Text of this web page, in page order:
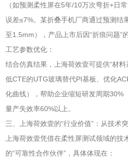
（如预测柔性屏在5年/10万次弯折+日
误差≤7%。某折叠手机厂商通过预测结
至1.5mm），产品上市后因“折痕问题”
工艺参数优化：
结合仿真结果，上海荷效壹可提供“材
低CTE的UTG玻璃替代PI基板、优化
化曲线），帮助企业缩短研发周期30%
量产失效率60%以上。
三、上海荷效壹的“行业价值”：从技术
上海荷效壹凭借在柔性屏测试领域的
的“可靠性合作伙伴”，具体体现在：